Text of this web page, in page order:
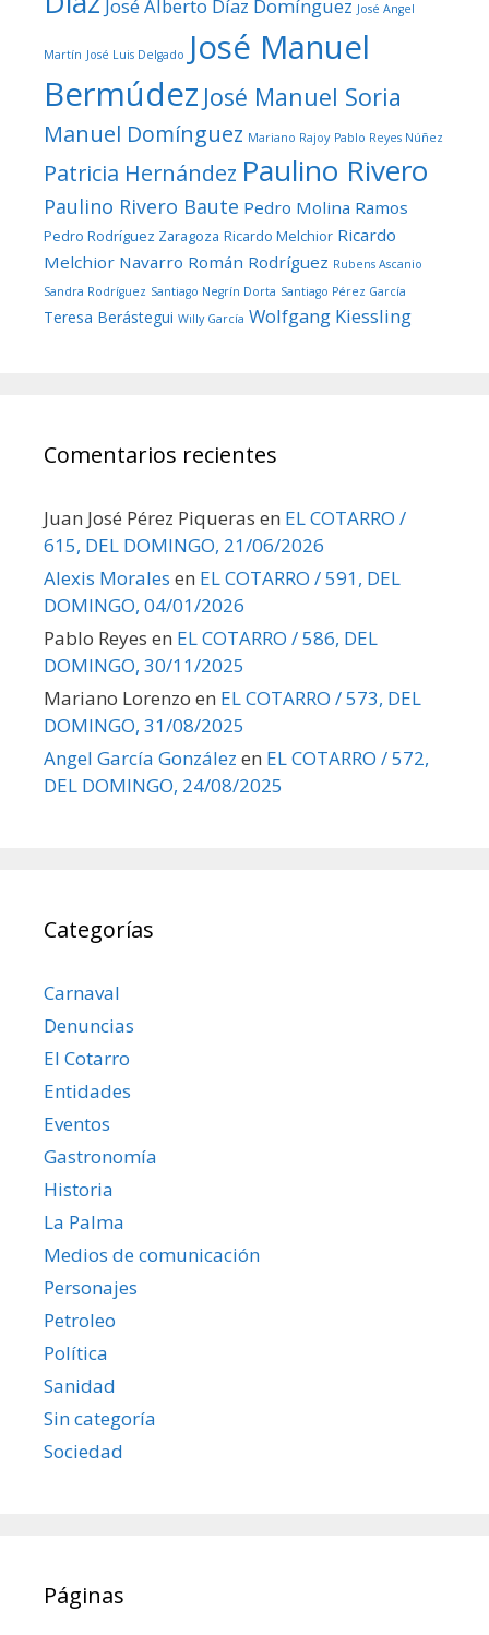
José Alberto Díaz Domínguez José Angel
Martín José Luis Delgado José Manuel
Bermúdez José Manuel Soria
Manuel Domínguez Mariano Rajoy Pablo Reyes Núñez
Patricia Hernández Paulino Rivero
Paulino Rivero Baute Pedro Molina Ramos
Pedro Rodríguez Zaragoza Ricardo Melchior Ricardo
Melchior Navarro Román Rodríguez Rubens Ascanio
Sandra Rodríguez Santiago Negrín Dorta Santiago Pérez García
Teresa Berástegui Willy García Wolfgang Kiessling
Comentarios recientes
Juan José Pérez Piqueras en EL COTARRO /
615, DEL DOMINGO, 21/06/2026
Alexis Morales en EL COTARRO / 591, DEL
DOMINGO, 04/01/2026
Pablo Reyes en EL COTARRO / 586, DEL
DOMINGO, 30/11/2025
Mariano Lorenzo en EL COTARRO / 573, DEL
DOMINGO, 31/08/2025
Angel García González en EL COTARRO / 572,
DEL DOMINGO, 24/08/2025
Categorías
Carnaval
Denuncias
El Cotarro
Entidades
Eventos
Gastronomía
Historia
La Palma
Medios de comunicación
Personajes
Petroleo
Política
Sanidad
Sin categoría
Sociedad
Páginas